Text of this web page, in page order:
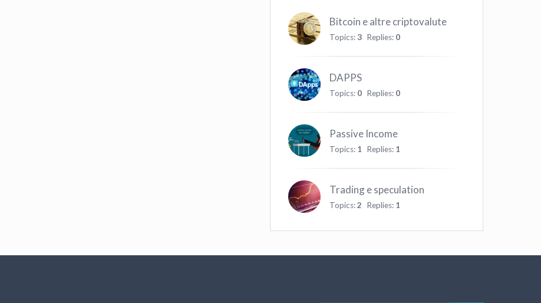
Bitcoin e altre criptovalute
Topics:3 Replies: 0
DAPPS
Topics: 0 Replies: 0
Passive Income
Topics: 1 Replies: 1
Trading e speculation
Topics:2 Replies: 1